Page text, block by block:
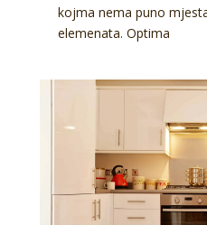
kojma nema puno
elemenata. Optima